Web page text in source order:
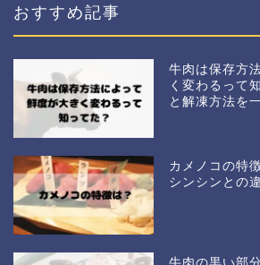
おすすめ記事
牛肉は保存方
く変わるって
と解凍方法を
カメノコの特
シンシンとの